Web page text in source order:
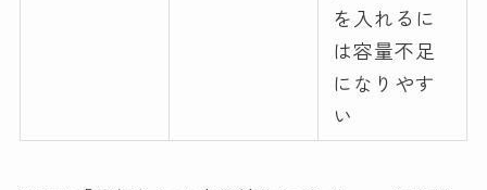
を入れるに
は容量不足
になりやす
い